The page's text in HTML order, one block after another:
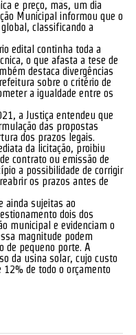
e preço, mas, um dia
Municipal informou que o
classificando a
edital continha toda a
o que afasta a tese de
destaca divergências
sobre o critério de
a igualdade entre os
a Justiça entendeu que
das propostas
dos prazos legais.
da licitação, proibiu
contrato ou emissão de
a possibilidade de corrigir
os prazos antes de
ainda sujeitas ao
dois dos
municipal e evidenciam o
magnitude podem
de pequeno porte. A
da usina solar, cujo custo
de todo o orçamento